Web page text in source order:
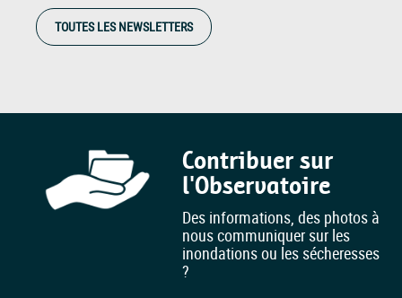
TOUTES LES NEWSLETTERS
Contribuer sur
l'Observatoire
Des informations, des photos à
nous communiquer sur les
inondations ou les sécheresses
?